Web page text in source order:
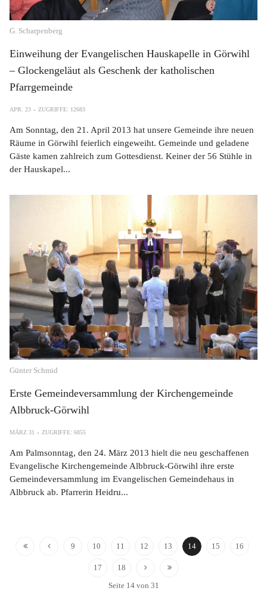
G. Scharpenberg
Einweihung der Evangelischen Hauskapelle in Görwihl
– Glockengeläut als Geschenk der katholischen
Pfarrgemeinde
APR. 23 ZUGRIFFE: 12683
Am Sonntag, den 21. April 2013 hat unsere Gemeinde ihre neuen
Räume in Görwihl feierlich eingeweiht. Gemeinde und geladene
Gäste kamen zahlreich zum Gottesdienst. Keiner der 56 Stühle in
der Hauskapel...
Günter Schmid
Erste Gemeindeversammlung der Kirchengemeinde
Albbruck-Görwihl
MÄRZ 31 ZUGRIFFE: 6855
Am Palmsonntag, den 24. März 2013 hielt die neu geschaffenen
Evangelische Kirchengemeinde Albbruck-Görwihl ihre erste
Gemeindeversammlung im Evangelischen Gemeindehaus in
Albbruck ab. Pfarrerin Heidru...
9 10 11 12 13 14 15 16
17
18
Seite 14 von 31